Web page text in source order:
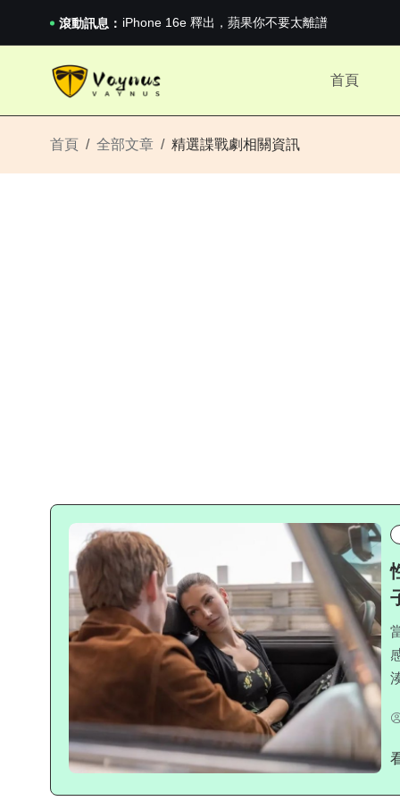
滾動訊息： iPhone 16e 釋出，蘋果你不要太離譜
2026澳網男單收官：全滿貫對上全滿亞，德約...
iPhone 16e 釋出，蘋果你不要太離譜
首頁
首頁 全部文章 精選諜戰劇相關資訊